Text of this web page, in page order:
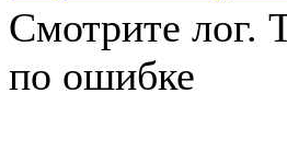
Смотрите
по ошибке